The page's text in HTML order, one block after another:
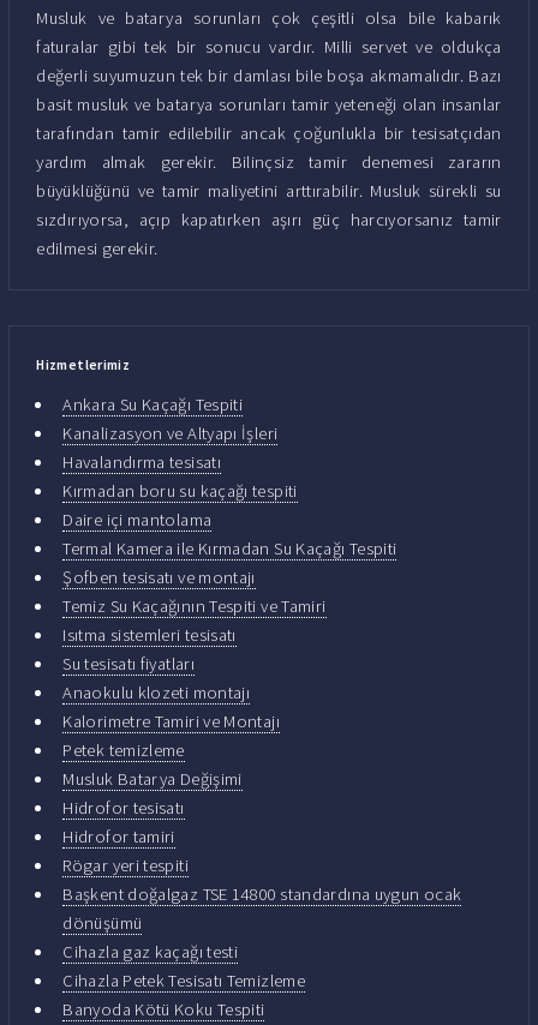
Musluk ve batarya sorunları çok çeşitli olsa bile kabarık
faturalar gibi tek bir sonucu vardır. Milli servet ve oldukça
değerli suyumuzun tek bir damlası bile boşa akmamalıdır. Bazı
basit musluk ve batarya sorunları tamir yeteneği olan insanlar
tarafından tamir edilebilir ancak çoğunlukla bir tesisatçıdan
yardım almak gerekir. Bilinçsiz tamir denemesi zararın
büyüklüğünü ve tamir maliyetini arttırabilir. Musluk sürekli su
sızdırıyorsa, açıp kapatırken aşırı güç harcıyorsanız tamir
edilmesi gerekir.
Hizmetlerimiz
Ankara Su Kaçağı Tespiti
Kanalizasyon ve Altyapı İşleri
Havalandırma tesisatı
Kırmadan boru su kaçağı tespiti
Daire içi mantolama
Termal Kamera ile Kırmadan Su Kaçağı Tespiti
Şofben tesisatı ve montajı
Temiz Su Kaçağının Tespiti ve Tamiri
Isıtma sistemleri tesisatı
Su tesisatı fiyatları
Anaokulu klozeti montajı
Kalorimetre Tamiri ve Montajı
Petek temizleme
Musluk Batarya Değişimi
Hidrofor tesisatı
Hidrofor tamiri
Rögar yeri tespiti
Başkent doğalgaz TSE 14800 standardına uygun ocak
dönüşümü
Cihazla gaz kaçağı testi
Cihazla Petek Tesisatı Temizleme
Banyoda Kötü Koku Tespiti